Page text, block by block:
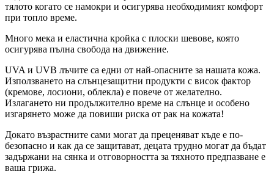
тялото когато се намокри и осигурява необходимият комфорт
при топло време.
Много мека и еластична кройка с плоски шевове, която
осигурява пълна свобода на движение.
UVA и UVB лъчите са едни от най-опасните за нашата кожа.
Използването на слънцезащитни продукти с висок фактор
(кремове, лосиони, облекла) е повече от желателно.
Излагането ни продължително време на слънце и особено
изгарянето може да повиши риска от рак на кожата!
Докато възрастните сами могат да преценяват къде е по-
безопасно и как да се защитават, децата трудно могат да бъдат
задържани на сянка и отговорността за тяхното предпазване е
ваша грижа.